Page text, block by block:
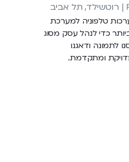
טלפוניה למערכת
כדי לנהל עסק מסוג
לתמונה ודאגנו
ומתקדמת.